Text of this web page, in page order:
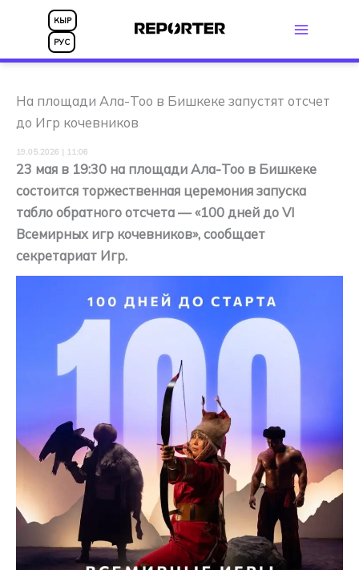
Перейти
содержимому
КЫР
РУС
На площади Ала-Тоо в Бишкеке запустят отсчет
до Игр кочевников
19.05.2026 | 11:06
23 мая в 19:30 на площади Ала-Тоо в Бишкеке
состоится торжественная церемония запуска
табло обратного отсчета — «100 дней до VI
Всемирных игр кочевников», сообщает
секретариат Игр.